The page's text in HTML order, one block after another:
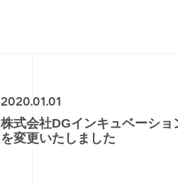
2020.01.01
株式会社DGインキュベーシ
を変更いたしました